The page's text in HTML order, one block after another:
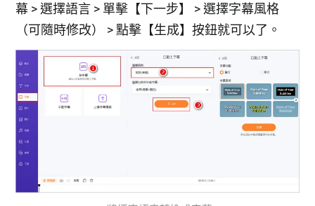
幕 > 選擇語言 > 單擊【下一步】 > 選擇字幕風格
（可隨時修改） > 點擊【生成】按鈕就可以了。